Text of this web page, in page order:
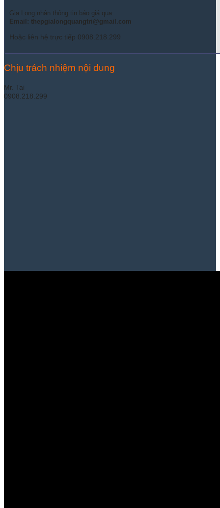
Gia Long nhận thông tin báo giá qua:
Email: thepgialongquangtri@gmail.com
Hoặc liên hệ trực tiếp 0908.218.299
Chịu trách nhiệm nội dung
Mr. Tai
0908.218.299